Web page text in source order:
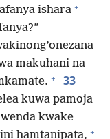
ishara +
makuhani na
+ 33
kuwa pamoja
kwake
hamtanipata, +